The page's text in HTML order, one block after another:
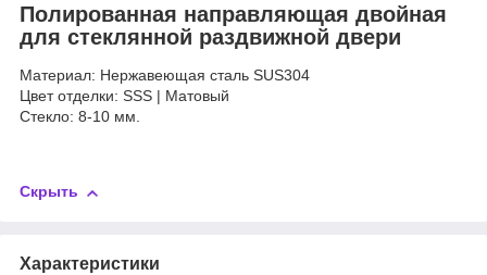
Полированная направляющая двойная
для стеклянной раздвижной двери
Материал: Нержавеющая сталь SUS304
Цвет отделки: SSS | Матовый
Стекло: 8-10 мм.
Скрыть
Характеристики